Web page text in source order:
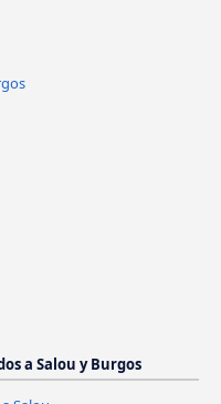
a Salou y Burgos